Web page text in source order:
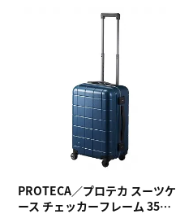
PROTECA／プロテカ スーツケ
ース チェッカーフレーム 35リ